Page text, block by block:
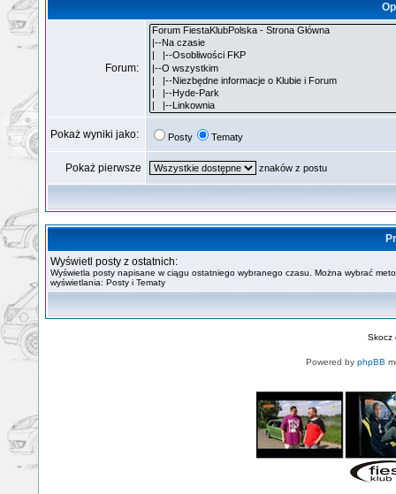
Forum:
Pokaż wyniki jako: Posty Tematy
Pokaż pierwsze znaków z postu
Wyświetl posty z ostatnich:
Wyświetla posty napisane w ciągu ostatniego wybranego czasu. Można wybrać
wyświetlania: Posty i Tematy
Powered by phpBB